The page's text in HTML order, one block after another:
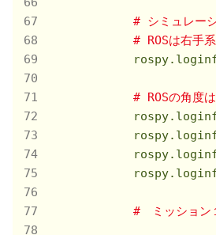
# シミュレー
# ROSは右手
# ROSの角度
#　ミッショ